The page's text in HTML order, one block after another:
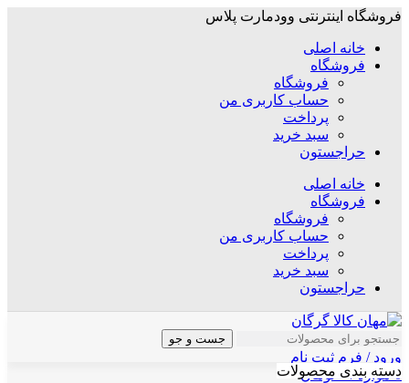
فروشگاه اینترنتی وودمارت پلاس
خانه اصلی
فروشگاه
فروشگاه
حساب کاربری من
پرداخت
سبد خرید
حراجستون
خانه اصلی
فروشگاه
فروشگاه
حساب کاربری من
پرداخت
سبد خرید
حراجستون
جست و جو
ورود / فرم ثبت نام
0 موارد / ۰ تومان
دسته بندی محصولات